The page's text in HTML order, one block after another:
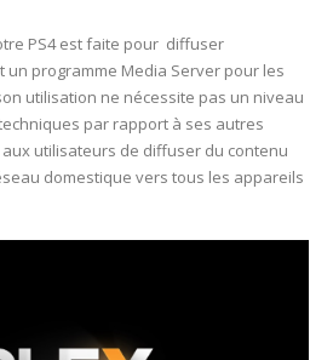
PS4 est faite pour diffuser
un programme Media Server pour les
utilisation ne nécessite pas un niveau
par rapport à ses autres
utilisateurs de diffuser du contenu
domestique vers tous les appareils